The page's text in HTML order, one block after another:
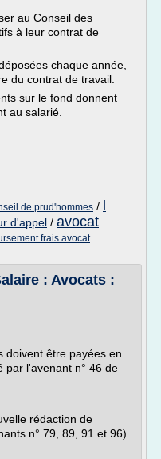
au Conseil des
à leur contrat de
chaque année,
du contrat de travail.
sur le fond donnent
au salarié.
de prud'hommes /
d'appel / avocat
frais avocat
: Avocats :
doivent être payées en
par l'avenant n° 46 de
rédaction de
n° 79, 89, 91 et 96)